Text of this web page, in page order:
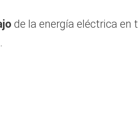
de la energía eléctrica en